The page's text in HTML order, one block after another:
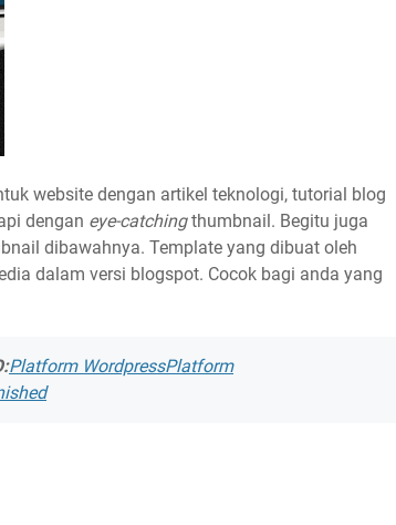
website dengan artikel teknologi, tutorial blog
dengan eye-catchingthumbnail. Begitu juga
dibawahnya. Template yang dibuat oleh
dalam versi blogspot. Cocok bagi anda yang
Platform WordpressPlatform